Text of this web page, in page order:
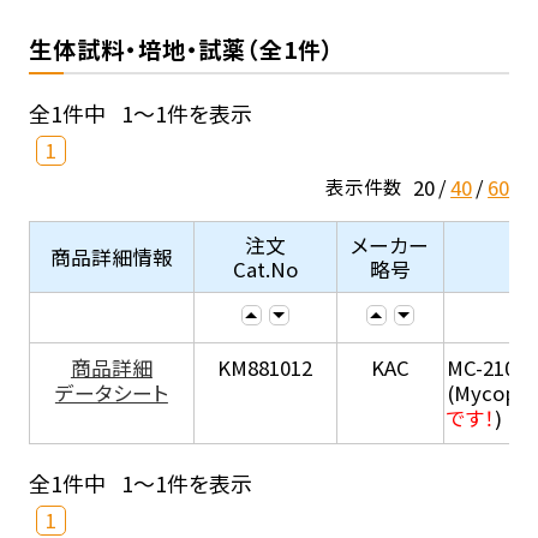
生体試料・培地・試薬（全1件）
全1件中 1～1件を表示
1
表示件数 20 40 60
商品詳細情報
注文
Cat.No
メーカー
略号
商品詳細
データシート
KM881012 KAC
MC-210 (
です！)
全1件中 1～1件を表示
1